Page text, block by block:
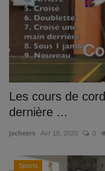
Les cours de
dernière ...
jscheers Avr 18, 2020 0
Sports